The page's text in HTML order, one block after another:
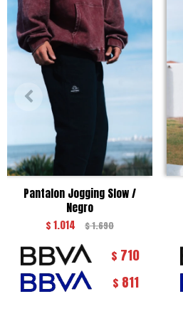
Pantalon Jogging Slow /
Negro
$1.014 $1.690
$ 710
$ 811